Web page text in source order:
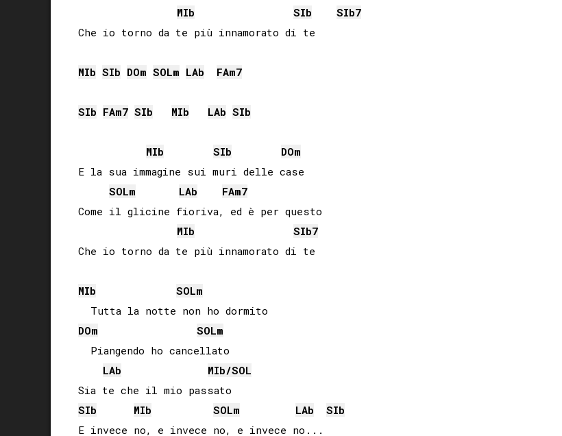
MIb
SIb SIb7
Che io torno da te più innamorato di te
MIb SIb DOm SOLm LAb FAm7
SIb FAm7 SIb MIb LAb SIb
MIb SIb DOm
E la sua immagine sui muri delle case
SOLm LAb FAm7
Come il glicine fioriva, ed è per questo
MIb
SIb7
Che io torno da te più innamorato di te
MIb SOLm
DOm SOLm
  Piangendo ho cancellato
LAb
MIb/SOL
SIb
MIb SOLm LAb
SIb
E invece no, e invece no, e invece no...